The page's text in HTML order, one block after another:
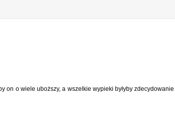
on o wiele uboższy, a wszelkie wypieki byłyby zdecydowanie